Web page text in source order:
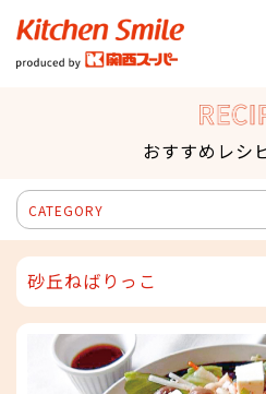
キッチンスマイル
おすすめレシ
CATEGORY
砂丘ねばりっこ